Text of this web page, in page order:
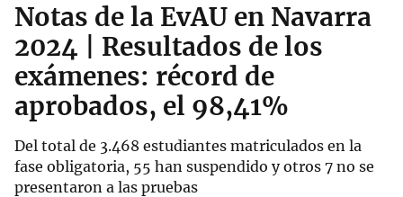
Notas de la EvAU en Navarra
2024 | Resultados de los
exámenes: récord de
aprobados, el 98,41%
Del total de 3.468 estudiantes matriculados en la
fase obligatoria, 55 han suspendido y otros 7 no se
presentaron a las pruebas